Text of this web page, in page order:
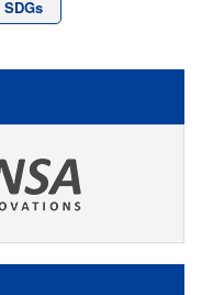
SDGs